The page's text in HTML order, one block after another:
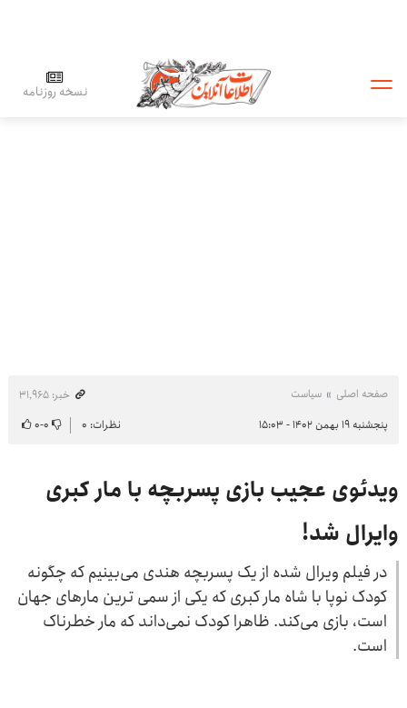
نسخه روزنامه
صفحه اصلی سیاست
خبر: ۳۱٬۹۶۵
پنجشنبه ۱۹ بهمن ۱۴۰۲ - ۱۵:۰۳
نظرات: ۰ ۰-۰
ویدئوی عجیب بازی پسربچه با مار کبری
وایرال شد!
در فیلم ویرال شده از یک پسربچه هندی می‌بینیم که چگونه
کودک نوپا با شاه مار کبری که یکی از سمی ترین مارهای جهان
است، بازی می‌کند. ظاهرا کودک نمی‌داند که مار خطرناک
است.